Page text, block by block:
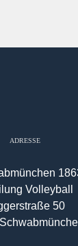
ADRESSE
Volleyball
50